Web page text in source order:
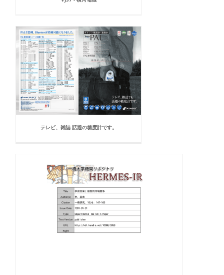
テレビ、雑誌 話題の糖度計です。